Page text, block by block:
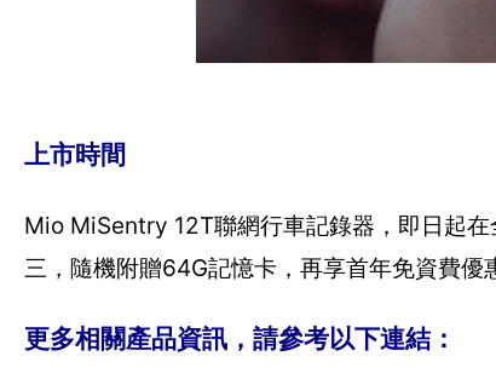
上市時間
Mio MiSentry 12T聯網行車記錄器，即日起
三，隨機附贈64G記憶卡，再享首年免資費優
更多相關產品資訊，請參考以下連結：